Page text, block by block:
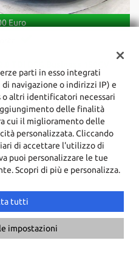
Euro
110 KW/150 CV
Cambio Automatico (7)
74.910 Km
5 Porte
Airbag laterali, Alzacristalli
AUTO, Autoradio, Autoradio
ESP, Fendinebbia,
paddle al volante, Portellone
dei segnali stradali, Sensore
parti in esso integrati
navigazione o indirizzi IP) e
o altri identificatori necessari
delle finalità
cui il miglioramento delle
personalizzata. Cliccando
di accettare l'utilizzo di
puoi personalizzare le tue
Scopri di più e personalizza.
tutti
impostazioni